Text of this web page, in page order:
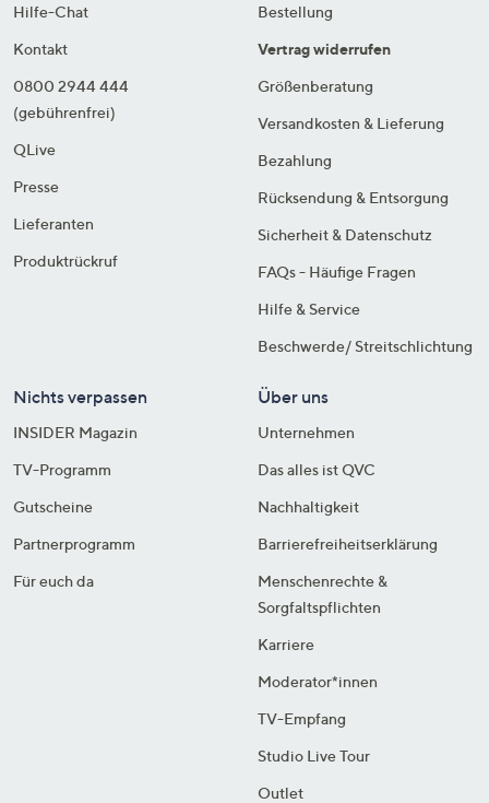
Hilfe-Chat
Kontakt
0800 2944 444
(gebührenfrei)
QLive
Presse
Lieferanten
Produktrückruf
Bestellung
Vertrag widerrufen
Größenberatung
Versandkosten & Lieferung
Bezahlung
Rücksendung & Entsorgung
Sicherheit & Datenschutz
FAQs - Häufige Fragen
Hilfe & Service
Beschwerde/ Streitschlichtung
Nichts verpassen
INSIDER Magazin
TV-Programm
Gutscheine
Partnerprogramm
Für euch da
Über uns
Unternehmen
Das alles ist QVC
Nachhaltigkeit
Barrierefreiheitserklärung
Menschenrechte &
Sorgfaltspflichten
Karriere
Moderator*innen
TV-Empfang
Studio Live Tour
Outlet